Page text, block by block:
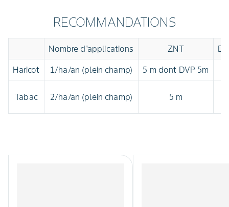
RECOMMANDATIONS
Nombre d'applications ZNT
Haricot 1/ha/an (plein champ) 5 m dont DVP 5m
Tabac 2/ha/an (plein champ) 5 m